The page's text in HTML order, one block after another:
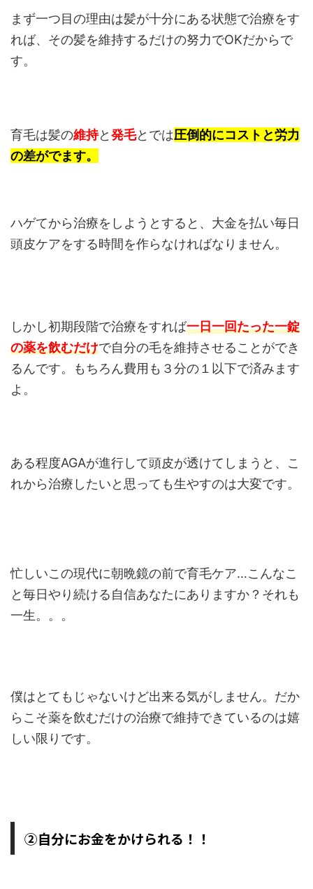
まず一つ目の理由は髪が十分にある状態で治療をす
れば、その髪を維持するだけの努力でOKだからで
す。
育毛は髪の維持と発毛とでは圧倒的にコストと労力
の差がでます。
ハゲてから治療をしようとすると、大金を払い毎日
頭皮ケアをする時間を作らなければなりません。
しかし初期段階で治療をすれば一日一回たった一錠
の薬を飲むだけで自分の毛を維持させることができ
るんです。もちろん費用も３分の１以下で済みます
よ。
ある程度AGAが進行して頭皮が透けてしまうと、こ
れから治療したいと思っても生やすのは大変です。
忙しいこの現代に朝晩鏡の前で育毛ケア…こんなこ
と毎日やり続ける自信あなたにありますか？それも
一生。。。
僕はとてもじゃないけど出来る気がしません。だか
らこそ薬を飲むだけの治療で維持できているのは嬉
しい限りです。
②自分にお金をかけられる！！